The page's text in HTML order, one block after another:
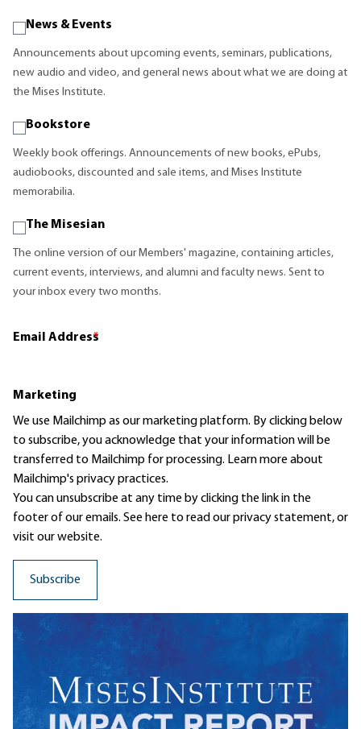
News & Events
Announcements about upcoming events, seminars, publications,
new audio and video, and general news about what we are doing at
the Mises Institute.
Bookstore
Weekly book offerings. Announcements of new books, ePubs,
audiobooks, discounted and sale items, and Mises Institute
memorabilia.
The Misesian
The online version of our Members' magazine, containing articles,
current events, interviews, and alumni and faculty news. Sent to
your inbox every two months.
Email Address
*
Marketing
We use Mailchimp as our marketing platform. By clicking below
to subscribe, you acknowledge that your information will be
transferred to Mailchimp for processing. Learn moreabout
Mailchimp's privacy practices.
You can unsubscribe at any time by clicking the link in the
footer of our emails. See here to read ourprivacy statement, or
visit our website.